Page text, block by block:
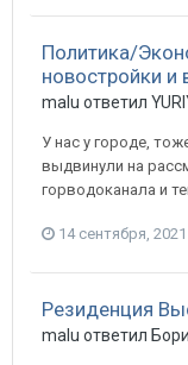
Политика/
новостройки и
malu ответил
У нас у городе,
выдвинули на
горводоканала и
14 сентября, 2021
Резиденция
malu ответил